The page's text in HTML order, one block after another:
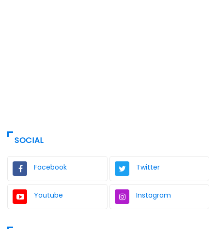
SOCIAL
Facebook Twitter
Youtube Instagram